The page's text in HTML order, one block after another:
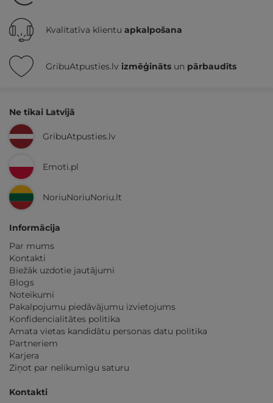
Kvalitatīva klientu apkalpošana
GribuAtpusties.lv izmēģināts un pārbaudīts
Ne tikai Latvijā
GribuAtpusties.lv
Emoti.pl
NoriuNoriuNoriu.lt
Informācija
Par mums
Kontakti
Biežāk uzdotie jautājumi
Blogs
Noteikumi
Pakalpojumu piedāvājumu izvietojums
Konfidencialitātes politika
Amata vietas kandidātu personas datu politika
Partneriem
Karjera
Ziņot par nelikumīgu saturu
Kontakti